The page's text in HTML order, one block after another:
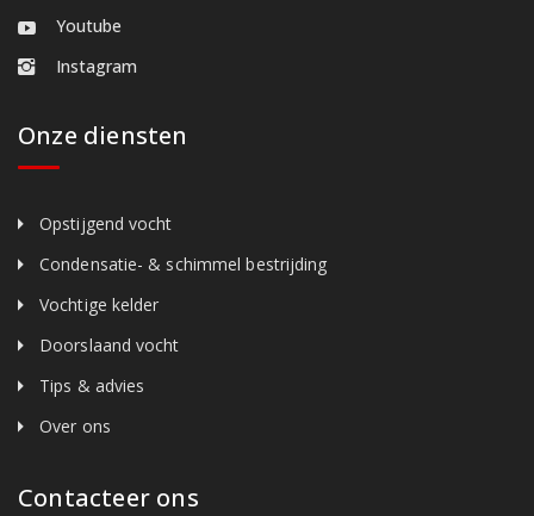
Youtube
Instagram
Onze diensten
Opstijgend vocht
Condensatie- & schimmel bestrijding
Vochtige kelder
Doorslaand vocht
Tips & advies
Over ons
Contacteer ons